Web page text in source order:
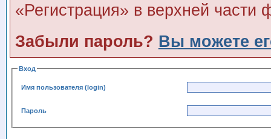
«Регистрация» в верхней части
Забыли пароль? Вы можете
Вход
Имя пользователя (login)
Пароль